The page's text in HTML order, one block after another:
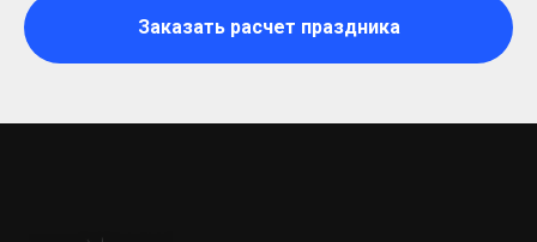
Заказать расчет праздника